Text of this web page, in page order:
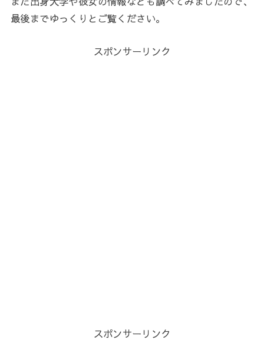
最後までゆっくりとご覧ください。
スポンサーリンク
スポンサーリンク